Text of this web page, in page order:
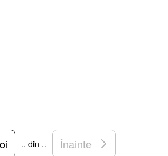
.. din .. Înainte